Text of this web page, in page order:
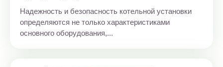
Надежность и безопасность котельной установки
определяются не только характеристиками
основного оборудования,...